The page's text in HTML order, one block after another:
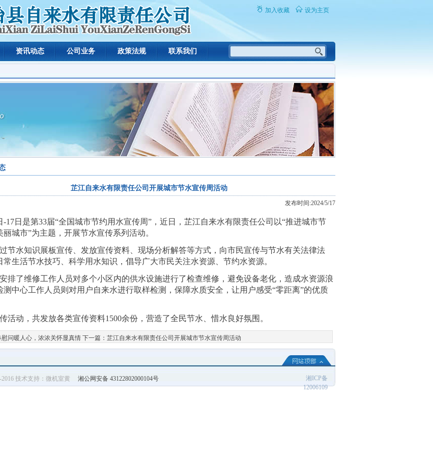
设为主页
加入收藏
资讯动态 公司业务 政策法规 联系我们
芷江自来水有限责任公司开展城市节水宣传周活动
发布时间:2024/5/17
-17日是第33届“全国城市节约用水宣传周”，近日，芷江自来水有限责任公司以“推进城市节
丽城市”为主题，开展节水宣传系列活动。
节水知识展板宣传、发放宣传资料、现场分析解答等方式，向市民宣传与节水有关法律法
常生活节水技巧、科学用水知识，倡导广大市民关注水资源、节约水资源。
排了维修工作人员对多个小区内的供水设施进行了检查维修，避免设备老化，造成水资源浪
测中心工作人员则对用户自来水进行取样检测，保障水质安全，让用户感受“零距离”的优质
活动，共发放各类宣传资料1500余份，营造了全民节水、惜水良好氛围。
慰问暖人心，浓浓关怀显真情 下一篇： 芷江自来水有限责任公司开展城市节水宣传周活动
2016 技术支持：微机室黄 湘公网安备 43122802000104号
湘ICP备
12006109